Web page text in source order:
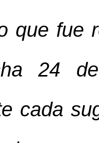
que fue
24 de
cada